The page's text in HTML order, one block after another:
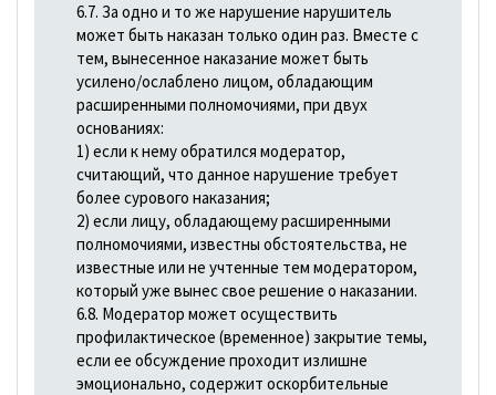
6.7. За одно и то же нарушение нарушитель
может быть наказан только один раз. Вместе с
тем, вынесенное наказание может быть
усилено/ослаблено лицом, обладающим
расширенными полномочиями, при двух
основаниях:
1) если к нему обратился модератор,
считающий, что данное нарушение требует
более сурового наказания;
2) если лицу, обладающему расширенными
полномочиями, известны обстоятельства, не
известные или не учтенные тем модератором,
который уже вынес свое решение о наказании.
6.8. Модератор может осуществить
профилактическое (временное) закрытие темы,
если ее обсуждение проходит излишне
эмоционально, содержит оскорбительные